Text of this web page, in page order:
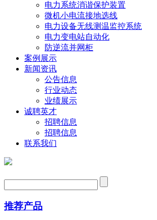
电力系统消谐保护装置
微机小电流接地选线
电力设备无线测温监控系统
电力变电站自动化
防逆流并网柜
案例展示
新闻资讯
公告信息
行业动态
业绩展示
诚聘英才
招聘信息
招聘信息
联系我们
推荐产品